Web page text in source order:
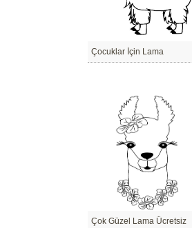
Çocuklar İçin Lama
Çok Güzel Lama Ücretsiz